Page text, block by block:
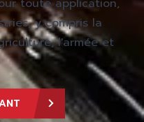
y compris la
l'armée et